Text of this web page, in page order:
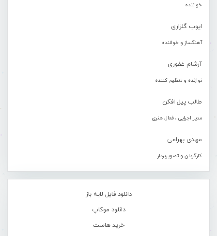
خواننده
ایوب گلزاری
آهنگساز و خواننده
آرشام غفوری
نوازنده و تنظیم کننده
طالب پیل افکن
مدیر اجرایی ، فعال هنری
مهدی بهرامی
کارگردان و تصویربردار
دانلود فایل لایه باز
دانلود موکاپ
خرید هاست